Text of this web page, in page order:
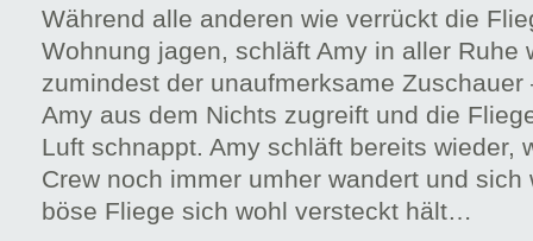
Während alle anderen wie verrückt die
Wohnung jagen, schläft Amy in aller Ruhe
zumindest der unaufmerksame Zuschauer
Amy aus dem Nichts zugreift und die
Luft schnappt. Amy schläft bereits wieder,
Crew noch immer umher wandert und sich
böse Fliege sich wohl versteckt hält…